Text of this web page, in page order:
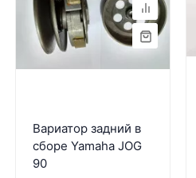
Вариатор задний в
сборе Yamaha JOG
90